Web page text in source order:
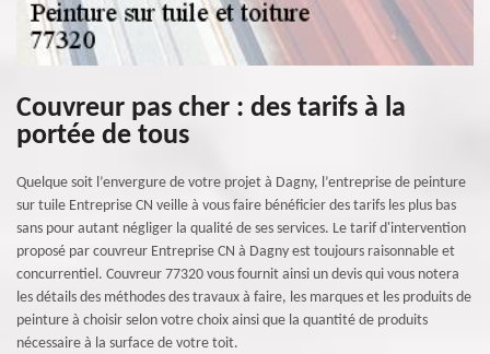
Couvreur pas cher : des tarifs à la
portée de tous
Quelque soit l’envergure de votre projet à Dagny, l’entreprise de peinture
sur tuile Entreprise CN veille à vous faire bénéficier des tarifs les plus bas
sans pour autant négliger la qualité de ses services. Le tarif d'intervention
proposé par couvreur Entreprise CN à Dagny est toujours raisonnable et
concurrentiel. Couvreur 77320 vous fournit ainsi un devis qui vous notera
les détails des méthodes des travaux à faire, les marques et les produits de
peinture à choisir selon votre choix ainsi que la quantité de produits
nécessaire à la surface de votre toit.